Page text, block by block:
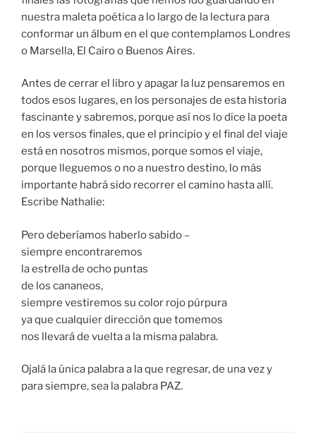
nuestra maleta poética a lo largo de la lectura para
conformar un álbum en el que contemplamos Londres
o Marsella, El Cairo o Buenos Aires.
Antes de cerrar el libro y apagar la luz pensaremos en
todos esos lugares, en los personajes de esta historia
fascinante y sabremos, porque así nos lo dice la poeta
en los versos finales, que el principio y el final del viaje
está en nosotros mismos, porque somos el viaje,
porque lleguemos o no a nuestro destino, lo más
importante habrá sido recorrer el camino hasta allí.
Escribe Nathalie:
Pero deberíamos haberlo sabido –
siempre encontraremos
la estrella de ocho puntas
de los cananeos,
siempre vestiremos su color rojo púrpura
ya que cualquier dirección que tomemos
nos llevará de vuelta a la misma palabra.
Ojalá la única palabra a la que regresar, de una vez y
para siempre, sea la palabra PAZ.